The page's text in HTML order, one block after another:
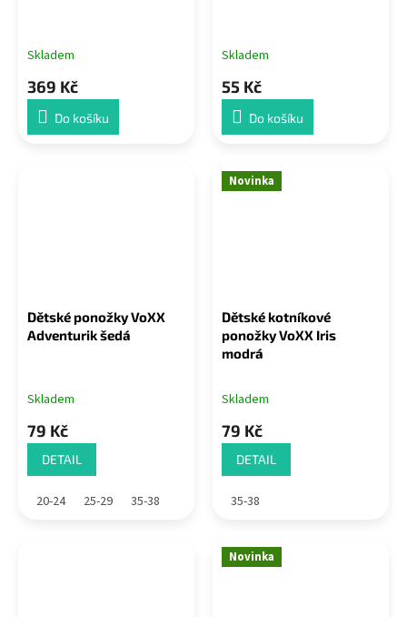
Skladem
369 Kč
Do košíku
Skladem
55 Kč
Do košíku
Dětské ponožky VoXX
Adventurik šedá
Skladem
79 Kč
DETAIL
20-24 25-29 35-38
Novinka
Dětské kotníkové
ponožky VoXX Iris
modrá
Skladem
79 Kč
DETAIL
35-38
Novinka